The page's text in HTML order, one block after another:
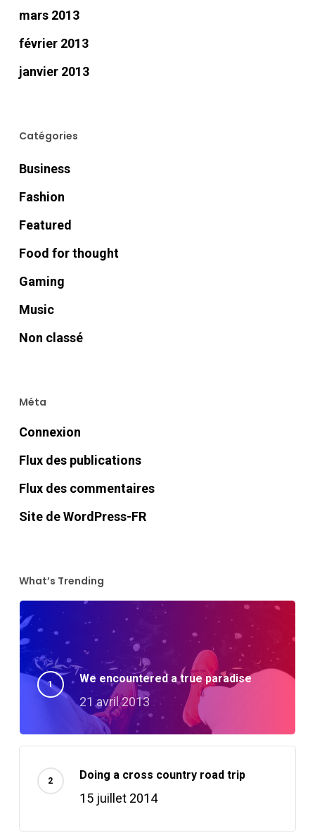
mars 2013
février 2013
janvier 2013
Catégories
Business
Fashion
Featured
Food for thought
Gaming
Music
Non classé
Méta
Connexion
Flux des publications
Flux des commentaires
Site de WordPress-FR
What’s Trending
We encountered a true paradise
21 avril 2013
Doing a cross country road trip
15 juillet 2014